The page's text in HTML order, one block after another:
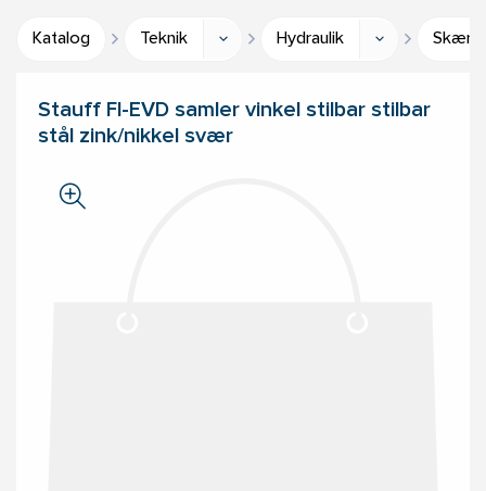
Katalog Teknik Hydraulik
Stauff FI-EVD samler vinkel stilbar stilbar
stål zink/nikkel svær